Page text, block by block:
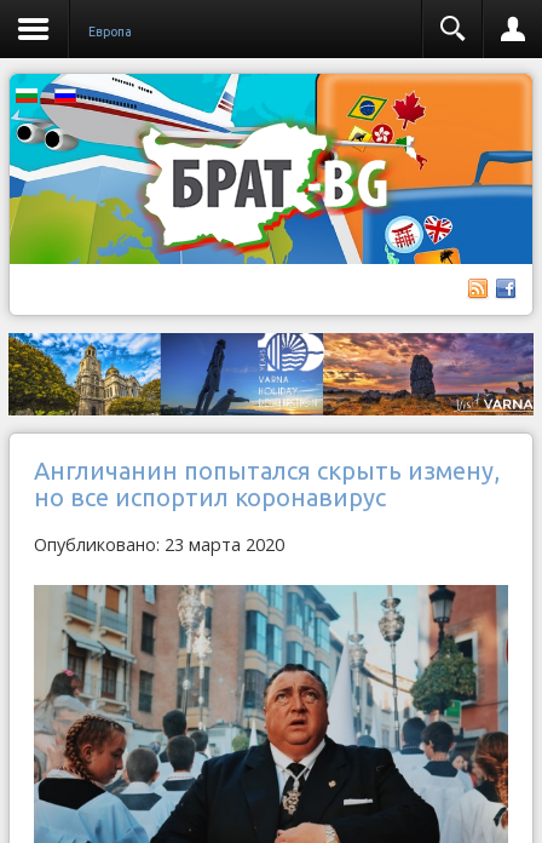
Европа
Англичанин попытался скрыть измену,
но все испортил коронавирус
Опубликовано: 23 марта 2020